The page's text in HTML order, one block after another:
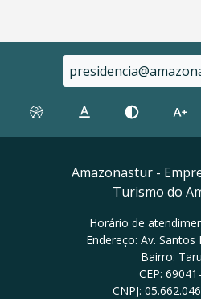
Amazonastur -
Turismo do
Horário de
Endereço: Av.
Bairro:
CEP:
CNPJ: